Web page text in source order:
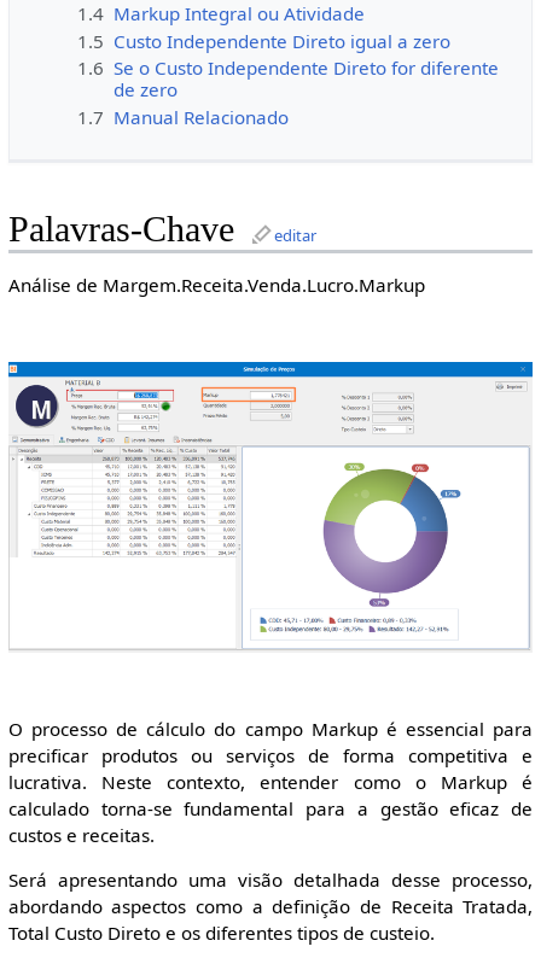
1.4 Markup Integral ou Atividade
1.5 Custo Independente Direto igual a zero
1.6 Se o Custo Independente Direto for diferente
de zero
1.7 Manual Relacionado
Palavras-Chave editar
Análise de Margem.Receita.Venda.Lucro.Markup
O processo de cálculo do campo Markup é essencial para
precificar produtos ou serviços de forma competitiva e
lucrativa. Neste contexto, entender como o Markup é
calculado torna-se fundamental para a gestão eficaz de
custos e receitas.
Será apresentando uma visão detalhada desse processo,
abordando aspectos como a definição de Receita Tratada,
Total Custo Direto e os diferentes tipos de custeio.